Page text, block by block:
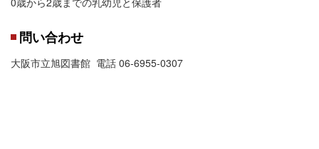
問い合わせ
大阪市立旭図書館 電話 06-6955-0307